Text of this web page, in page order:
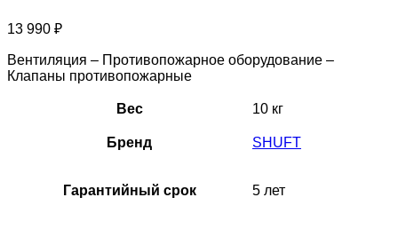
13 990 ₽
Вентиляция – Противопожарное оборудование –
Клапаны противопожарные
Вес 10 кг
Бренд SHUFT
Гарантийный срок 5 лет